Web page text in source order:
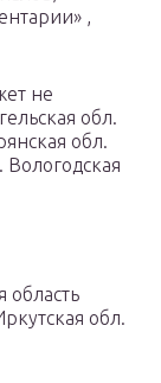
,
не
обл.
обл.
Вологодская
область
обл.